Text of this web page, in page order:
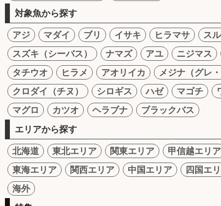
対象魚から探す
アジ マダイ ブリ イサキ ヒラマサ
ス
スズキ（シーバス）
ナマズ アユ
ニジマス
タチウオ
ヒラメ アオリイカ
メジナ（グレ
クロダイ（チヌ）
シロギス ハゼ マゴチ
マグロ
カツオ ヘラブナ
ブラックバス
エリアから探す
北海道 東北エリア 関東エリア
甲信越エリア
東海エリア
関西エリア 中国エリア
四国エ
海外